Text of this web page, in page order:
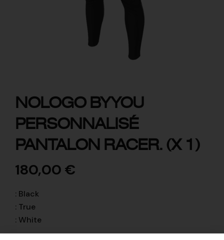
NOLOGO BYYOU
PERSONNALISÉ
PANTALON RACER. (X 1)
180,00 €
: Black
: True
: White